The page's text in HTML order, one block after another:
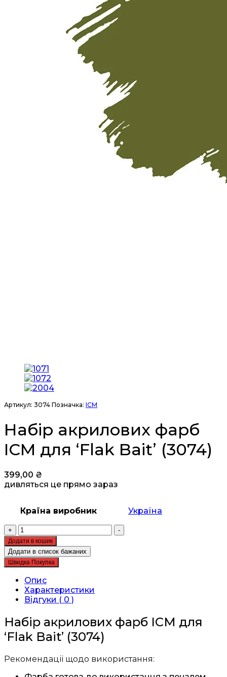
Артикул: 3074 Позначка: ICM
Набір акрилових фарб
ICM для ‘Flak Bait’ (3074)
399,00 ₴
дивляться це прямо зараз
Країна виробник Україна
+
Набір
акрилових
фарб
ICM
для
‘Flak
Bait’
(3074)
кількість
-
Додати в кошик
Додати в список бажаних
Швидка Покупка
Опис
Характеристики
Відгуки ( 0 )
Набір акрилових фарб ICM для
‘Flak Bait’ (3074)
Рекомендації щодо використання: